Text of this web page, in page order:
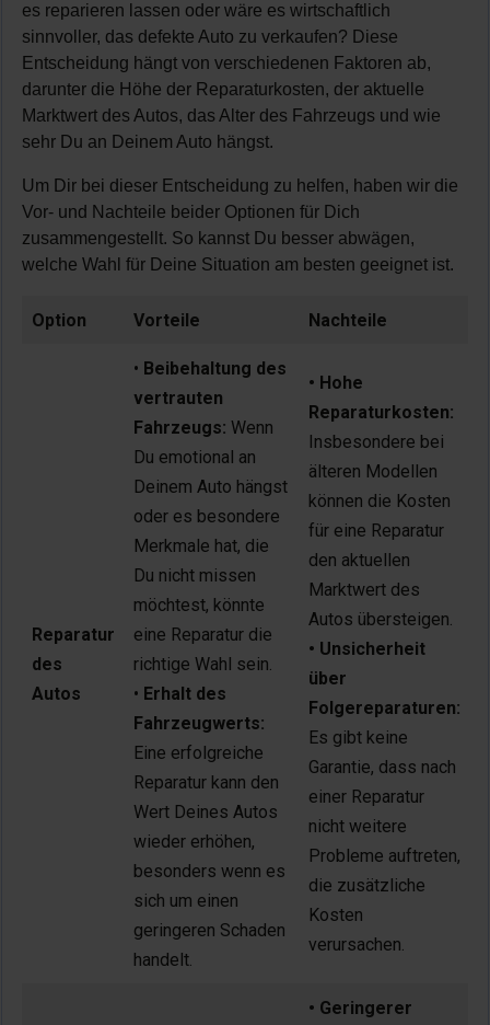
es reparieren lassen oder wäre es wirtschaftlich
sinnvoller, das defekte Auto zu verkaufen? Diese
Entscheidung hängt von verschiedenen Faktoren ab,
darunter die Höhe der Reparaturkosten, der aktuelle
Marktwert des Autos, das Alter des Fahrzeugs und wie
sehr Du an Deinem Auto hängst.
Um Dir bei dieser Entscheidung zu helfen, haben wir die
Vor- und Nachteile beider Optionen für Dich
zusammengestellt. So kannst Du besser abwägen,
welche Wahl für Deine Situation am besten geeignet ist.
Option Vorteile Nachteile
Reparatur
des
Autos
• Beibehaltung des
vertrauten
Fahrzeugs: Wenn
Du emotional an
Deinem Auto hängst
oder es besondere
Merkmale hat, die
Du nicht missen
möchtest, könnte
eine Reparatur die
richtige Wahl sein.
• Erhalt des
Fahrzeugwerts:
Eine erfolgreiche
Reparatur kann den
Wert Deines Autos
wieder erhöhen,
besonders wenn es
sich um einen
geringeren Schaden
handelt.
• Hohe
Reparaturkosten:
Insbesondere bei
älteren Modellen
können die Kosten
für eine Reparatur
den aktuellen
Marktwert des
Autos übersteigen.
• Unsicherheit
über
Folgereparaturen:
Es gibt keine
Garantie, dass nach
einer Reparatur
nicht weitere
Probleme auftreten,
die zusätzliche
Kosten
verursachen.
• Geringerer